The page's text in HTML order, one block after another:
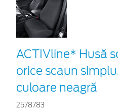
ACTIVline* Husă
orice scaun
culoare neagră
2578783